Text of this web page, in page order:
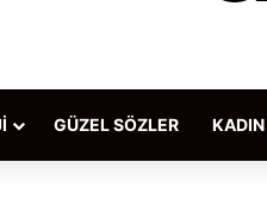
GÜZEL SÖZLER KADIN